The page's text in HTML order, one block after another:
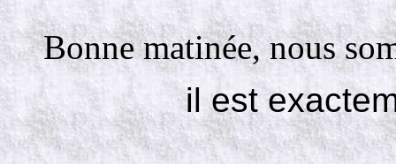
Lat N :
Bonne matinée, nous
il est